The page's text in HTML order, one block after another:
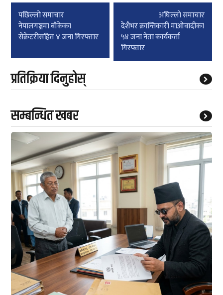
Post
navigation
पछिल्लाे समाचार
नेपालगञ्जमा बाँकेका
सेक्रेटरीसहित ४ जना गिरफ्तार
अघिल्लाे समाचार
देशैभर क्रान्तिकारी माओवादीका
५४ जना नेता कार्यकर्ता
गिरफ्तार
प्रतिक्रिया दिनुहोस्
सम्बन्धित खबर